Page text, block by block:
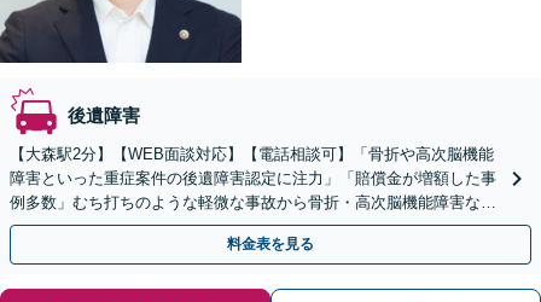
後遺障害
【大森駅2分】【WEB面談対応】【電話相談可】「骨折や高次脳機能
障害といった重症案件の後遺障害認定に注力」「賠償金が増額した事
例多数」むち打ちのような軽微な事故から骨折・高次脳機能障害など
の重症事故まで、事故の規模に関わらず対応いたします
料金表を見る